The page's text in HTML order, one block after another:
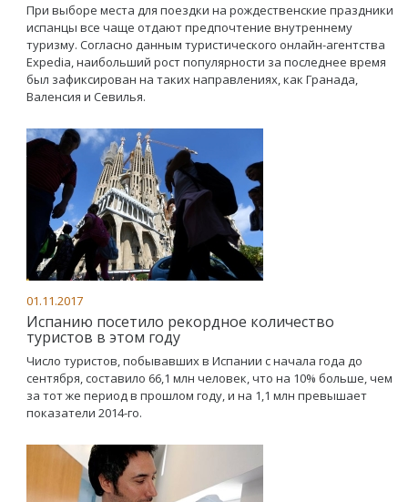
При выборе места для поездки на рождественские праздники
испанцы все чаще отдают предпочтение внутреннему
туризму. Согласно данным туристического онлайн-агентства
Expedia, наибольший рост популярности за последнее время
был зафиксирован на таких направлениях, как Гранада,
Валенсия и Севилья.
01.11.2017
Испанию посетило рекордное количество
туристов в этом году
Число туристов, побывавших в Испании с начала года до
сентября, составило 66,1 млн человек, что на 10% больше, чем
за тот же период в прошлом году, и на 1,1 млн превышает
показатели 2014-го.